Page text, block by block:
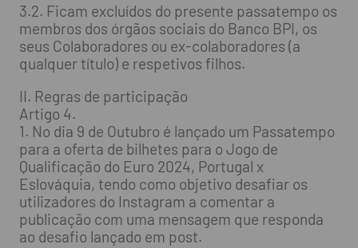
3.2. Ficam excluídos do presente passatempo os
membros dos órgãos sociais do Banco BPI, os
seus Colaboradores ou ex-colaboradores (a
qualquer título) e respetivos filhos.
II. Regras de participação
Artigo 4.
1. No dia 9 de Outubro é lançado um Passatempo
para a oferta de bilhetes para o Jogo de
Qualificação do Euro 2024, Portugal x
Eslováquia, tendo como objetivo desafiar os
utilizadores do Instagram a comentar a
publicação com uma mensagem que responda
ao desafio lançado em post.